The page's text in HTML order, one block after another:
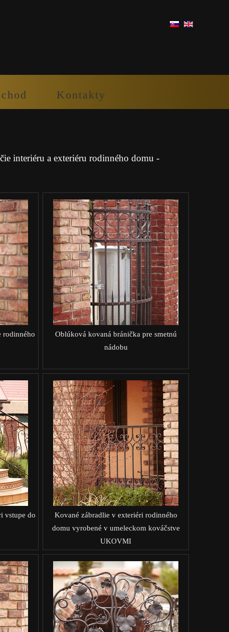
Kontakty
interiéru a exteriéru rodinného domu -
rodinného
Oblúková kovaná bránička pre smetnú
nádobu
vstupe do
Kované zábradlie v exteriéri rodinného
domu vyrobené v umeleckom kováčstve
UKOVMI